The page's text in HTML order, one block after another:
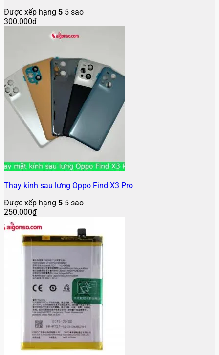
Được xếp hạng 5 5 sao
300.000₫
Thay kính sau lưng Oppo Find X3 Pro
Được xếp hạng 5 5 sao
250.000₫